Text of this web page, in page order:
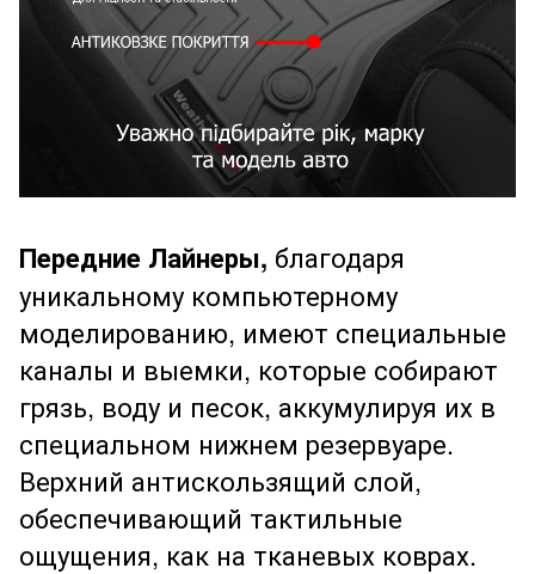
Передние Лайнеры, благодаря
уникальному компьютерному
моделированию, имеют специальные
каналы и выемки, которые собирают
грязь, воду и песок, аккумулируя их в
специальном нижнем резервуаре.
Верхний антискользящий слой,
обеспечивающий тактильные
ощущения, как на тканевых коврах.